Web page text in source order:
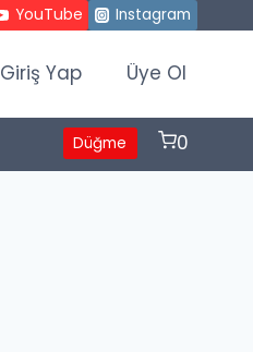
YouTube Instagram
Giriş Yap Üye Ol
Düğme
0